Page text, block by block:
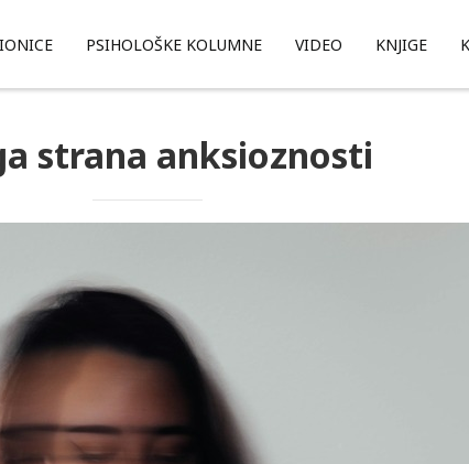
PSIHOLOŠKE KOLUMNE VIDEO KNJIGE
strana anksioznosti